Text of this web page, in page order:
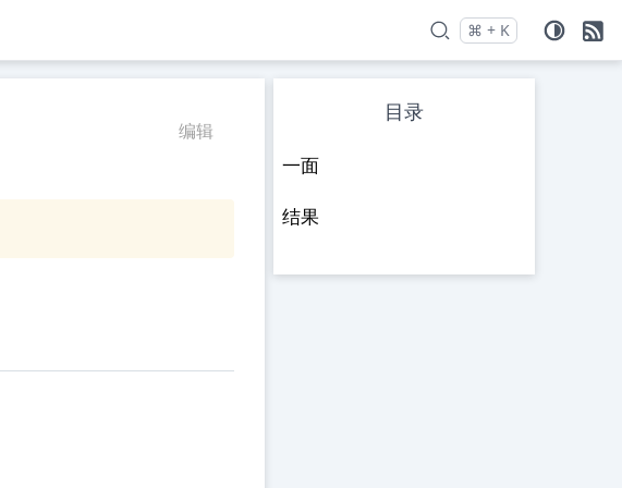
Press
⌘ +
and K
to search
编辑
目录
一面
结果